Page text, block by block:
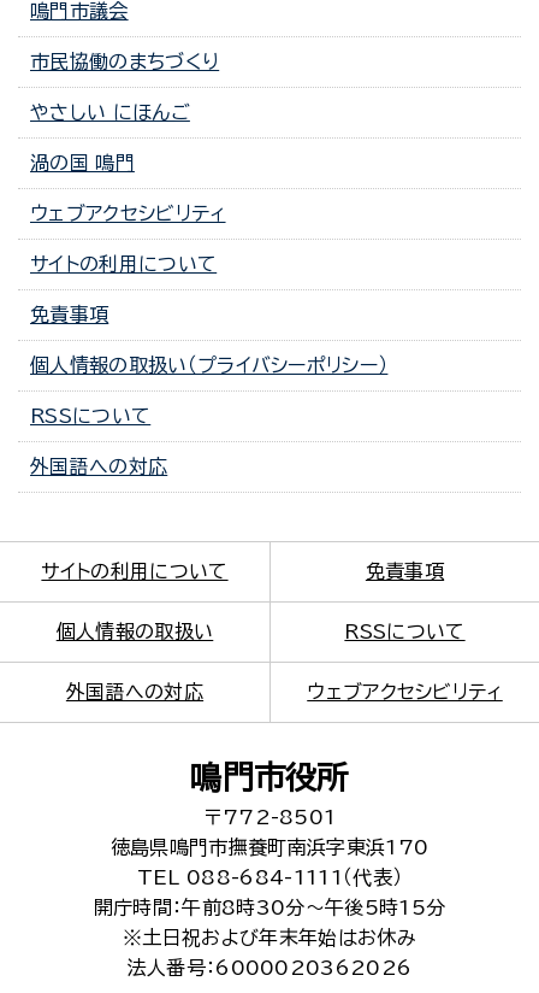
鳴門市議会
市民協働のまちづくり
やさしい にほんご
渦の国 鳴門
ウェブアクセシビリティ
サイトの利用について
免責事項
個人情報の取扱い（プライバシーポリシー）
RSSについて
外国語への対応
サイトの利用について 免責事項
個人情報の取扱い RSSについて
外国語への対応 ウェブアクセシビリティ
鳴門市役所
〒772-8501
徳島県鳴門市撫養町南浜字東浜170
TEL 088-684-1111（代表）
開庁時間：午前8時30分～午後5時15分
※土日祝および年末年始はお休み
法人番号：6000020362026